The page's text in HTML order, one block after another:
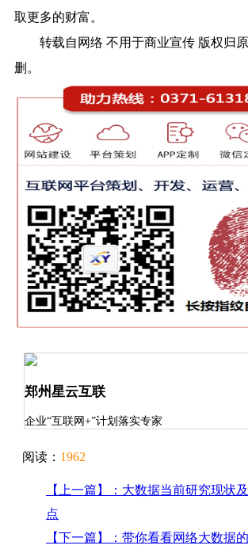
取更多的财富。
转载自网络 不用于商业宣传 版权归
删。
郑州星云互联
企业“互联网+”计划落实专家
阅读： 1962
【上一篇】：大数据当前研究现状
点
【下一篇】：带你看看网络大数据